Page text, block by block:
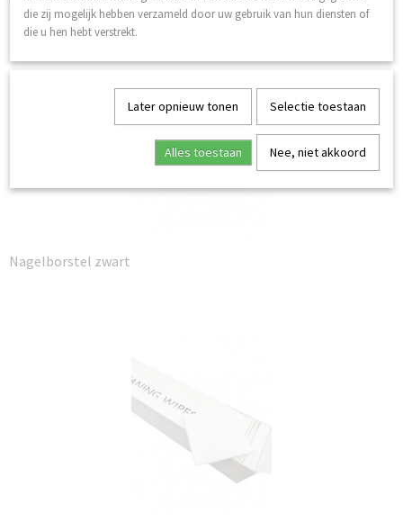
Ook interessant
Nagelborstel zwart
die zij mogelijk hebben verzameld door uw gebruik van hun diensten of
die u hen hebt verstrekt.
Later opnieuw tonen Selectie toestaan
Alles toestaan Nee, niet akkoord